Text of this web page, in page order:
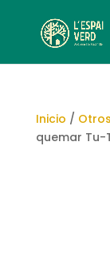
Inicio /
quemar Tu-